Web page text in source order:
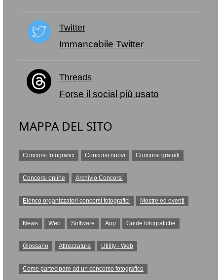
Twitter
Immancabile Twitter
Threads
Forse il social più usato
MAPPA DEL SITO
Concorsi fotografici Concorsi nuovi Concorsi gratuiti
Concorsi online Archivio Concorsi
Elenco organizzatori concorsi fotografici Mostre ed eventi
News Web Software App Guide fotografiche
Glossario Attrezzatura Utility - Web
Come partecipare ad un concorso fotografico